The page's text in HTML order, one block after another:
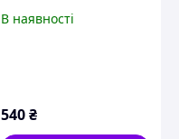
найкращий у світі
В наявності
540₴